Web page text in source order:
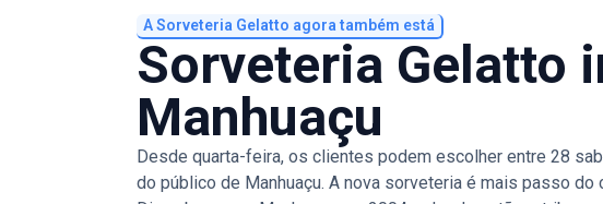
A Sorveteria Gelatto agora também está
Sorveteria Gelatto
Manhuaçu
Desde quarta-feira, os clientes podem escolher entre 28
do público de Manhuaçu. A nova sorveteria é mais passo